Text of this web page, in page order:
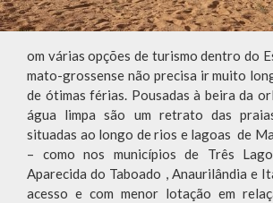
om várias opções de turismo dentro do
mato-grossense não precisa ir muito
de ótimas férias. Pousadas à beira da
água limpa são um retrato das
situadas ao longo de rios e lagoas de
– como nos municípios de Três
Aparecida do Taboado , Anaurilândia e
acesso e com menor lotação em